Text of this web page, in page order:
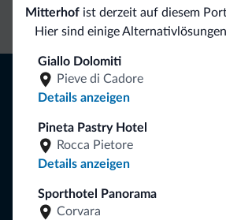
Mitterhof ist derzeit auf diesem
Hier sind einige
Giallo Dolomiti
Pieve di Cadore
Details anzeigen
Pineta Pastry Hotel
Rocca Pietore
Details anzeigen
Sporthotel Panorama
Corvara
Tipps aus den
Neuigkeiten für Ihren Urlaub in
NEWSLETTER